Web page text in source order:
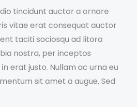
tincidunt auctor a ornare
vitae erat consequat auctor
taciti sociosqu ad litora
nostra, per inceptos
erat justo. Nullam ac urna eu
sit amet a augue. Sed